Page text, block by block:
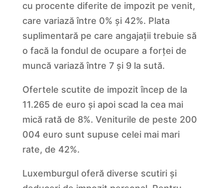
cu procente diferite de impozit pe venit,
care variază între 0% și 42%. Plata
suplimentară pe care angajații trebuie să
o facă la fondul de ocupare a forței de
muncă variază între 7 și 9 la sută.
Ofertele scutite de impozit încep de la
11.265 de euro și apoi scad la cea mai
mică rată de 8%. Veniturile de peste 200
004 euro sunt supuse celei mai mari
rate, de 42%.
Luxemburgul oferă diverse scutiri și